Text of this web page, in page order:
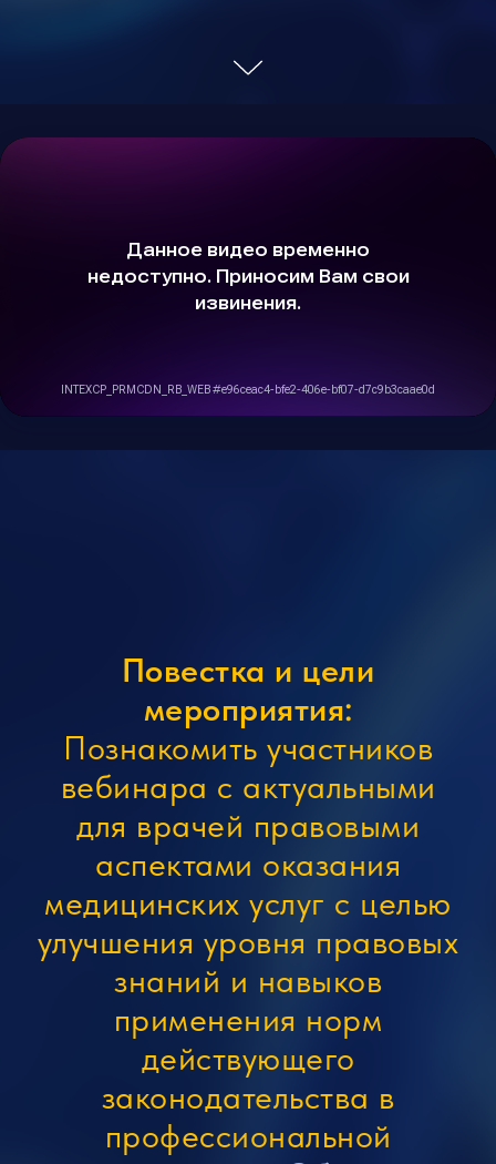
Повестка и цели
мероприятия:
Познакомить участников
вебинара с актуальными
для врачей правовыми
аспектами оказания
медицинских услуг с целью
улучшения уровня правовых
знаний и навыков
применения норм
действующего
законодательства в
профессиональной